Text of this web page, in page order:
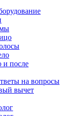
и после
на вопросы
вычет